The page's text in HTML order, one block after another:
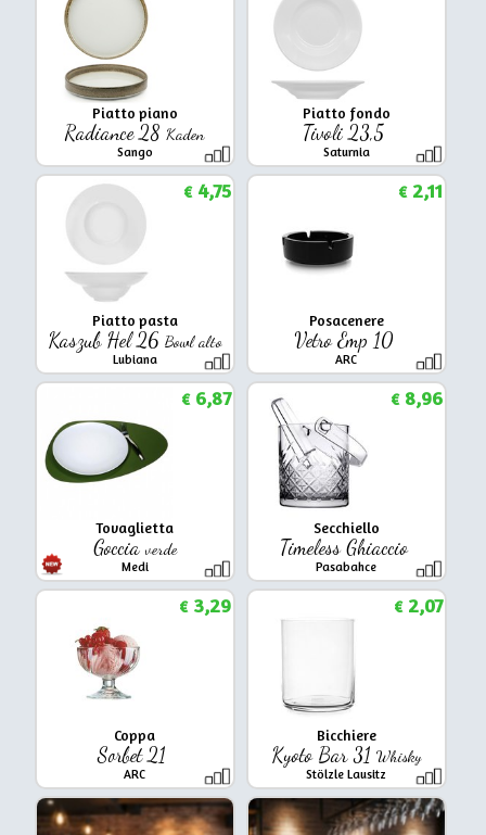
Piatto piano
Radiance 28 Kaden
Sango
Piatto fondo
Tivoli 23,5
Saturnia
Piatto pasta
Kaszub Hel 26 Bowl alto
Lubiana
€4,75
Posacenere
Vetro Emp 10
ARC
€2,11
Tovaglietta
Goccia verde
Medi
€6,87
Secchiello
Timeless Ghiaccio
Pasabahce
€8,96
Coppa
Sorbet 21
ARC
€3,29
Bicchiere
Kyoto Bar 31 Whisky
Stölzle Lausitz
€2,07